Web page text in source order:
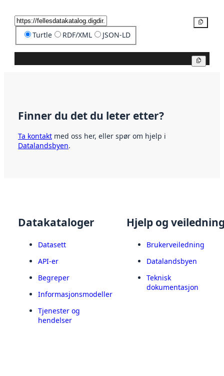
Turtle RDF/XML JSON-LD
Finner du det du leter etter?
Ta kontakt med oss her, eller spør om hjelp i
Datalandsbyen.
Datakataloger
Datasett
API-er
Begreper
Informasjonsmodeller
Tjenester og
hendelser
Hjelp og
Brukerveiledning
Datalandsbyen
Teknisk
dokumentasjon